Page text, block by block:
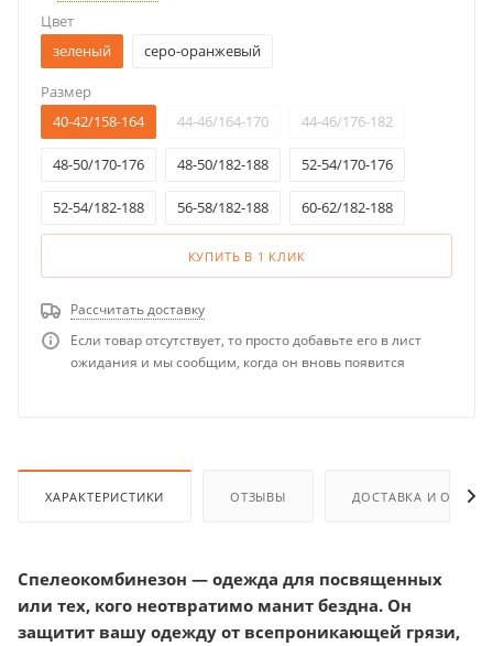
Цвет
зеленый
серо-оранжевый
Размер
40-42/158-164
44-46/164-170 44-46/176-182
48-50/170-176 48-50/182-188 52-54/170-176
52-54/182-188 56-58/182-188 60-62/182-188
КУПИТЬ В 1 КЛИК
Рассчитать доставку
Если товар отсутствует, то просто добавьте его в лист
ожидания и мы сообщим, когда он вновь появится
ХАРАКТЕРИСТИКИ ОТЗЫВЫ ДОСТАВКА И
Спелеокомбинезон — одежда для посвященных
или тех, кого неотвратимо манит бездна. Он
защитит вашу одежду от всепроникающей грязи,